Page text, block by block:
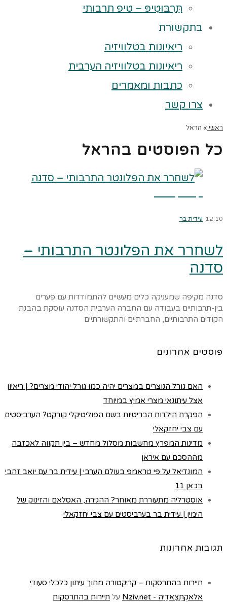
תַּרְבּוּטִיפּ – טיפ תרבותי
בתקשורת
ריאיונות בטלוויזיה
ריאיונות בטלוויזיה הערבית
כתבות ומאמרים
צרו קשר
ראשי » הראל
כל הפוסטים בהראל
12:10 עידית בר
לשחרר את הפלונטר התרבותי –
סדנה
סדנה מקיפה שמעניקה כלים מעשיים להתמודדות עם פערים
בין-תרבותיים בעבודה עם החברה הערבית הסדנה עוסקת בהבנת
הקודים התרבותיים, החברתיים והתקשורתיים
פוסטים אחרונים
האם גורל הנוצרים במצרים יהיה כמו גורל יהודי מצרים? | ריאיון
אצל עיתונאי מצרי אמיץ במיוחד
הפקרת הילדות הבריטיות בשם הפוליטיקלי קורקט? הערביסטים
עם צבי יחזקאלי
מדינות המפרץ מחשבות מסלול מחדש – בין תקווה לאכזבה
מההסכם עם איראן
המונדיאל על פי טראמפ בעולם הערבי | עידית בר עם יואב זהבי
בכאן 11
אוסטרליה מתעוררת מאוחר? ההגירה, האסלאם והזינוק של
הימין | עידית בר בערביסטים עם צבי יחזקאלי
תגובות אחרונות
תיירות בהתרסקות – קריקטורה מתוך עיתון כלכלי סעודי
אלאקְתִצַאדִיַה - Nziv.net
על תיירות בהתרסקות